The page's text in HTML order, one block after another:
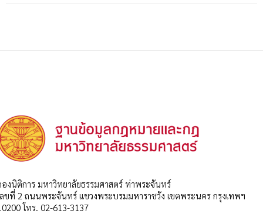
องนิติการ มหาวิทยาลัยธรรมศาสตร์ ท่าพระจันทร์
ลขที่ 2 ถนนพระจันทร์ แขวงพระบรมมหาราชวัง เขตพระนคร กรุงเทพฯ
โทร. 02-613-3137